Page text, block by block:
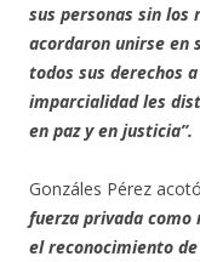
sus personas sin los
acordaron unirse en
todos sus derechos
imparcialidad les
en paz y en justicia”.
Gonzáles Pérez
fuerza privada
el reconocimiento